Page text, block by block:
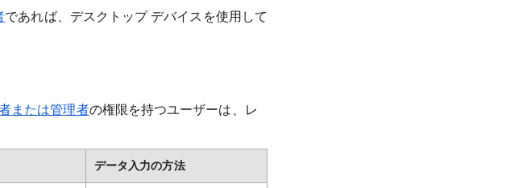
であれば、デスクトップ デバイスを使用して
または管理者の権限を持つユーザーは、レ
データ入力の方法